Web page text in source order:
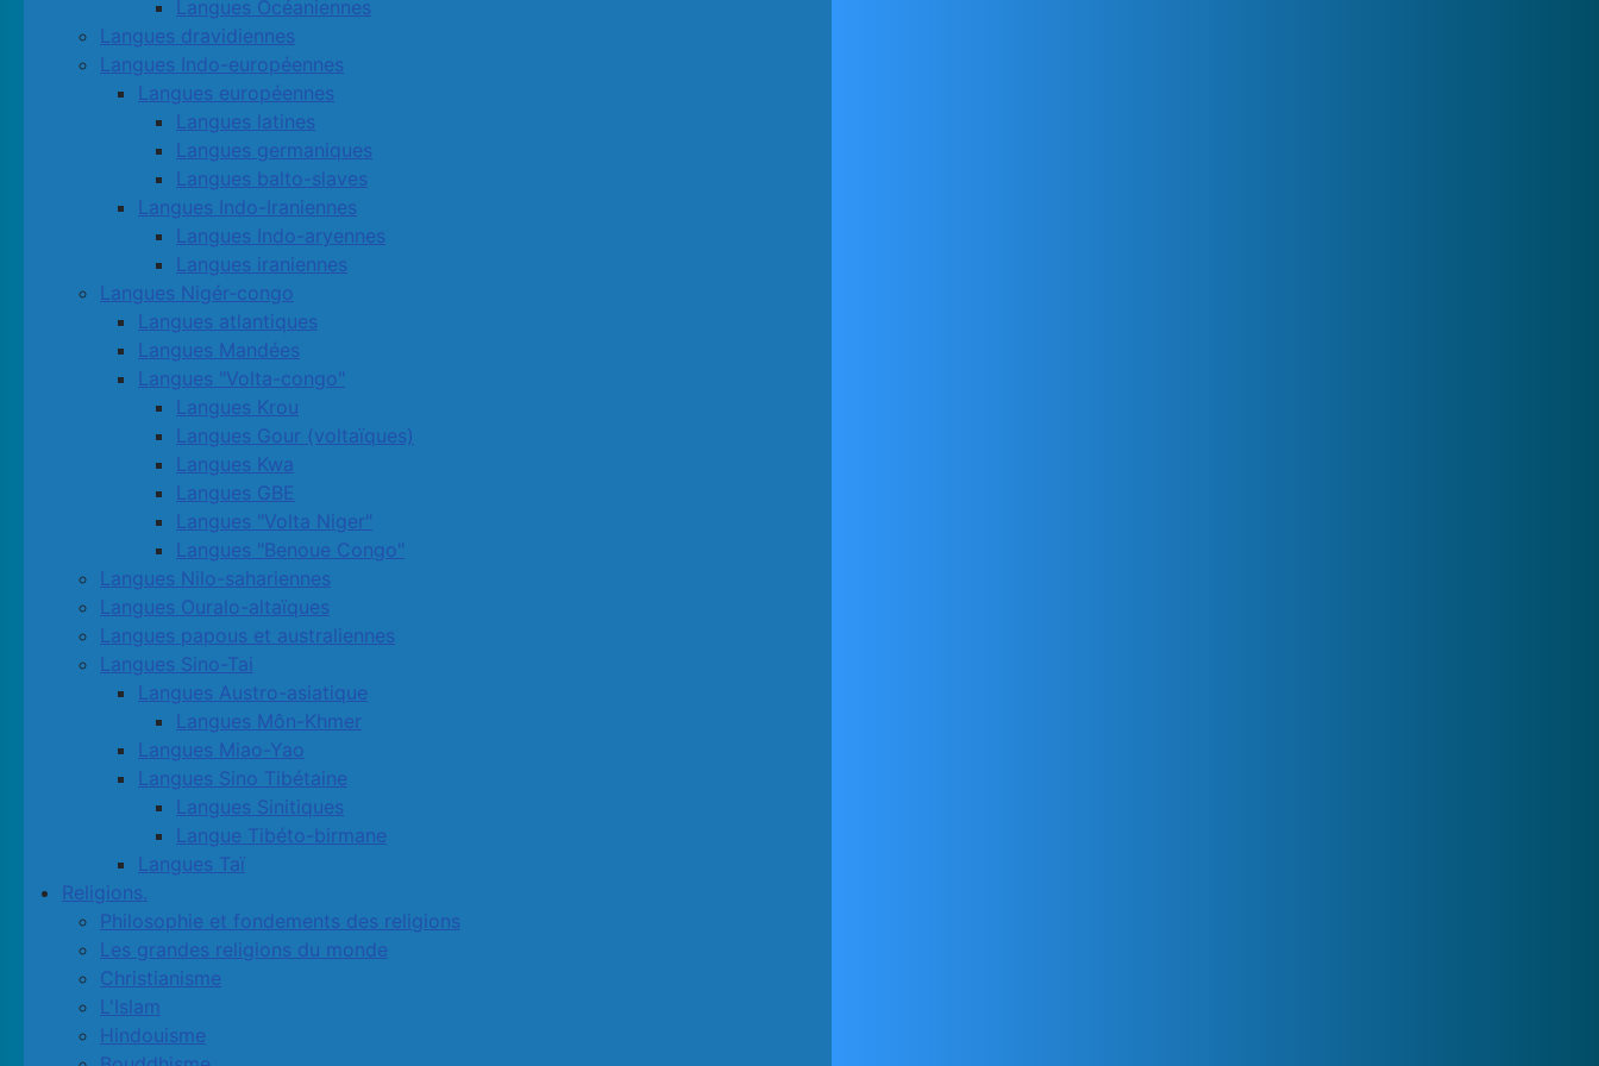
Langues Océaniennes
Langues dravidiennes
Langues Indo-européennes
Langues européennes
Langues latines
Langues germaniques
Langues balto-slaves
Langues Indo-Iraniennes
Langues Indo-aryennes
Langues iraniennes
Langues Nigér-congo
Langues atlantiques
Langues Mandées
Langues "Volta-congo"
Langues Krou
Langues Gour (voltaïques)
Langues Kwa
Langues GBE
Langues "Volta Niger"
Langues "Benoue Congo"
Langues Nilo-sahariennes
Langues Ouralo-altaïques
Langues papous et australiennes
Langues Sino-Tai
Langues Austro-asiatique
Langues Môn-Khmer
Langues Miao-Yao
Langues Sino Tibétaine
Langues Sinitiques
Langue Tibéto-birmane
Langues Taï
Religions.
Philosophie et fondements des religions
Les grandes religions du monde
Christianisme
L'Islam
Hindouisme